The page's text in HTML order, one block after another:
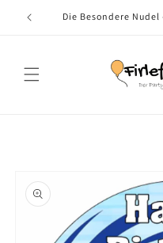
zum
Die Besondere